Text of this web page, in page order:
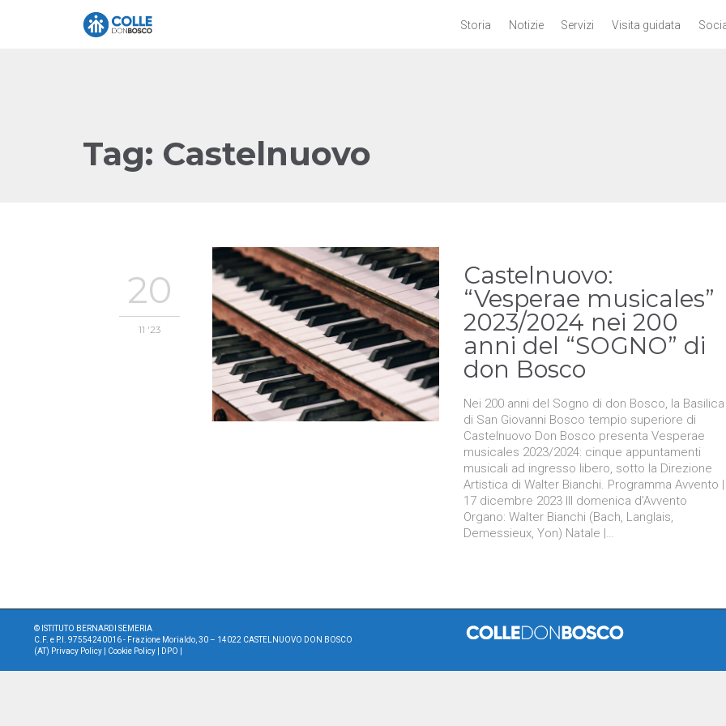
Storia Notizie Servizi Visita guidata
Tag: Castelnuovo
20
11 '23
Castelnuovo:
“Vesperae musicales”
2023/2024 nei 200
anni del “SOGNO” di
don Bosco
Nei 200 anni del Sogno di don Bosco, la Basilica
di San Giovanni Bosco tempio superiore di
Castelnuovo Don Bosco presenta Vesperae
musicales 2023/2024: cinque appuntamenti
musicali ad ingresso libero, sotto la Direzione
Artistica di Walter Bianchi. Programma Avvento |
17 dicembre 2023 III domenica d’Avvento
Organo: Walter Bianchi (Bach, Langlais,
Demessieux, Yon) Natale |…
© ISTITUTO BERNARDI SEMERIA
C.F. e P.I. 97554240016 - Frazione Morialdo, 30 – 14022 CASTELNUOVO DON BOSCO
(AT) Privacy Policy Cookie Policy DPO